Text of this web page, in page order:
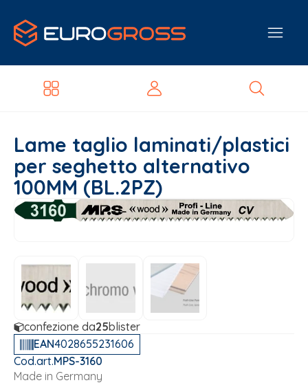
Lame taglio laminati/plastici
per seghetto alternativo
100MM (BL.2PZ)
confezione da25blister
EAN4028655231606
Cod.art.MPS-3160
Made in Germany